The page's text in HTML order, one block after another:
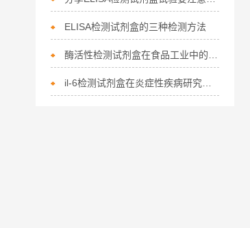
ELISA检测试剂盒的三种检测方法